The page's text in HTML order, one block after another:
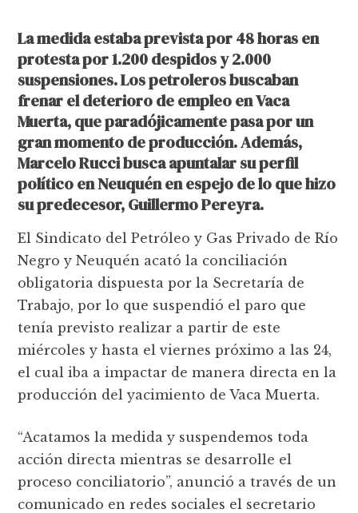
La medida estaba prevista por 48 horas en
protesta por 1.200 despidos y 2.000
suspensiones. Los petroleros buscaban
frenar el deterioro de empleo en Vaca
Muerta, que paradójicamente pasa por un
gran momento de producción. Además,
Marcelo Rucci busca apuntalar su perfil
político en Neuquén en espejo de lo que hizo
su predecesor, Guillermo Pereyra.
El Sindicato del Petróleo y Gas Privado de Río
Negro y Neuquén acató la conciliación
obligatoria dispuesta por la Secretaría de
Trabajo, por lo que suspendió el paro que
tenía previsto realizar a partir de este
miércoles y hasta el viernes próximo a las 24,
el cual iba a impactar de manera directa en la
producción del yacimiento de Vaca Muerta.
“Acatamos la medida y suspendemos toda
acción directa mientras se desarrolle el
proceso conciliatorio”, anunció a través de un
comunicado en redes sociales el secretario